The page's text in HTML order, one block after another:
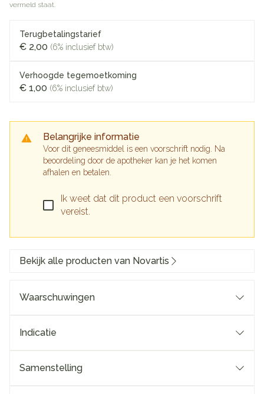
vermeld staat.
Terugbetalingstarief
€ 2,00 (6% inclusief btw)
Verhoogde tegemoetkoming
€ 1,00 (6% inclusief btw)
Belangrijke informatie
Voor dit geneesmiddel is een voorschrift nodig. Na
beoordeling door de apotheker kan je het komen
afhalen en betalen.
Ik weet dat dit product een voorschrift
vereist.
Bekijk alle producten van Novartis
Waarschuwingen
Indicatie
Samenstelling